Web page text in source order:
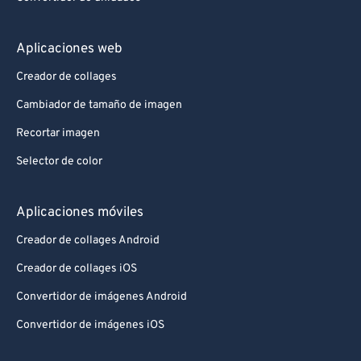
Aplicaciones web
Creador de collages
Cambiador de tamaño de imagen
Recortar imagen
Selector de color
Aplicaciones móviles
Creador de collages Android
Creador de collages iOS
Convertidor de imágenes Android
Convertidor de imágenes iOS